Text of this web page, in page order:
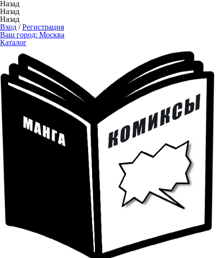
Назад
Назад
Назад
Вход /Регистрация
Ваш город: Москва
Каталог